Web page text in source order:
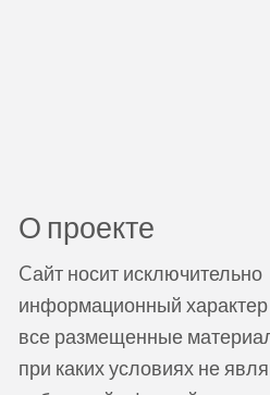
О проекте
Cайт носит исключительно
информационный характер
все размещенные
при каких условиях не